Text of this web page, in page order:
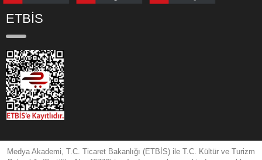
ETBİS
Medya Akademi, T.C. Ticaret Bakanlığı (ETBİS) ile T.C. Kültür ve Turizm